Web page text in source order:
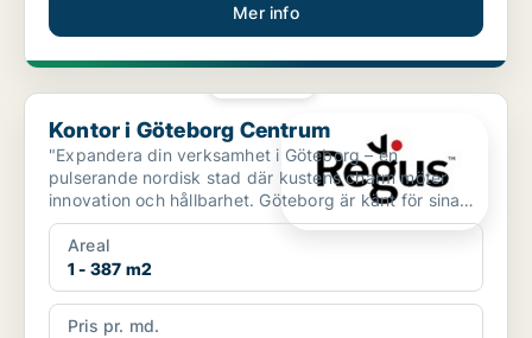
Mer info
Kontor i Göteborg Centrum
Kontor i Göteborg Centrum
"Expandera din verksamhet i Göteborg – en
pulserande nordisk stad där kustens charm möter
innovation och hållbarhet. Göteborg är känt för sina
historiska sta...
Areal
1 - 387 m2
Pris pr. md.